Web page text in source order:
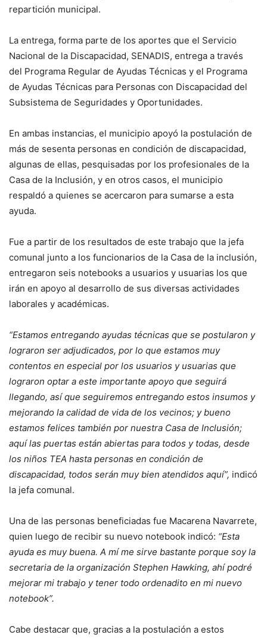
repartición municipal.
La entrega, forma parte de los aportes que el Servicio
Nacional de la Discapacidad, SENADIS, entrega a través
del Programa Regular de Ayudas Técnicas y el Programa
de Ayudas Técnicas para Personas con Discapacidad del
Subsistema de Seguridades y Oportunidades.
En ambas instancias, el municipio apoyó la postulación de
más de sesenta personas en condición de discapacidad,
algunas de ellas, pesquisadas por los profesionales de la
Casa de la Inclusión, y en otros casos, el municipio
respaldó a quienes se acercaron para sumarse a esta
ayuda.
Fue a partir de los resultados de este trabajo que la jefa
comunal junto a los funcionarios de la Casa de la inclusión,
entregaron seis notebooks a usuarios y usuarias los que
irán en apoyo al desarrollo de sus diversas actividades
laborales y académicas.
“Estamos entregando ayudas técnicas que se postularon y
lograron ser adjudicados, por lo que estamos muy
contentos en especial por los usuarios y usuarias que
lograron optar a este importante apoyo que seguirá
llegando, así que seguiremos entregando estos insumos y
mejorando la calidad de vida de los vecinos; y bueno
estamos felices también por nuestra Casa de Inclusión;
aquí las puertas están abiertas para todos y todas, desde
los niños TEA hasta personas en condición de
discapacidad, todos serán muy bien atendidos aquí”, indicó
la jefa comunal.
Una de las personas beneficiadas fue Macarena Navarrete,
quien luego de recibir su nuevo notebook indicó: “Esta
ayuda es muy buena. A mí me sirve bastante porque soy la
secretaria de la organización Stephen Hawking, ahí podré
mejorar mi trabajo y tener todo ordenadito en mi nuevo
notebook”.
Cabe destacar que, gracias a la postulación a estos